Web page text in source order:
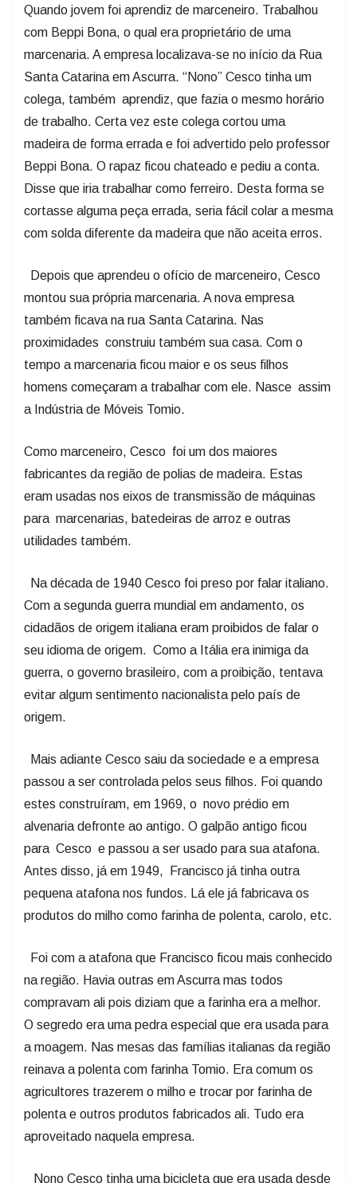
Quando jovem foi aprendiz de marceneiro. Trabalhou
com Beppi Bona, o qual era proprietário de uma
marcenaria. A empresa localizava-se no início da Rua
Santa Catarina em Ascurra. “Nono” Cesco tinha um
colega, também aprendiz, que fazia o mesmo horário
de trabalho. Certa vez este colega cortou uma
madeira de forma errada e foi advertido pelo professor
Beppi Bona. O rapaz ficou chateado e pediu a conta.
Disse que iria trabalhar como ferreiro. Desta forma se
cortasse alguma peça errada, seria fácil colar a mesma
com solda diferente da madeira que não aceita erros.
Depois que aprendeu o ofício de marceneiro, Cesco
montou sua própria marcenaria. A nova empresa
também ficava na rua Santa Catarina. Nas
proximidades construiu também sua casa. Com o
tempo a marcenaria ficou maior e os seus filhos
homens começaram a trabalhar com ele. Nasce assim
a Indústria de Móveis Tomio.
Como marceneiro, Cesco foi um dos maiores
fabricantes da região de polias de madeira. Estas
eram usadas nos eixos de transmissão de máquinas
para marcenarias, batedeiras de arroz e outras
utilidades também.
Na década de 1940 Cesco foi preso por falar italiano.
Com a segunda guerra mundial em andamento, os
cidadãos de origem italiana eram proibidos de falar o
seu idioma de origem. Como a Itália era inimiga da
guerra, o governo brasileiro, com a proibição, tentava
evitar algum sentimento nacionalista pelo país de
origem.
Mais adiante Cesco saiu da sociedade e a empresa
passou a ser controlada pelos seus filhos. Foi quando
estes construíram, em 1969, o novo prédio em
alvenaria defronte ao antigo. O galpão antigo ficou
para Cesco e passou a ser usado para sua atafona.
Antes disso, já em 1949, Francisco já tinha outra
pequena atafona nos fundos. Lá ele já fabricava os
produtos do milho como farinha de polenta, carolo, etc.
Foi com a atafona que Francisco ficou mais conhecido
na região. Havia outras em Ascurra mas todos
compravam ali pois diziam que a farinha era a melhor.
O segredo era uma pedra especial que era usada para
a moagem. Nas mesas das famílias italianas da região
reinava a polenta com farinha Tomio. Era comum os
agricultores trazerem o milho e trocar por farinha de
polenta e outros produtos fabricados ali. Tudo era
aproveitado naquela empresa.
Nono Cesco tinha uma bicicleta que era usada desde